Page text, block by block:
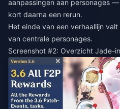
aanpassingen aan personages
kort daarna een rerun.
Het einde van een verhaallijn
van centrale personages.
Screenshot #2: Overzicht Jade-